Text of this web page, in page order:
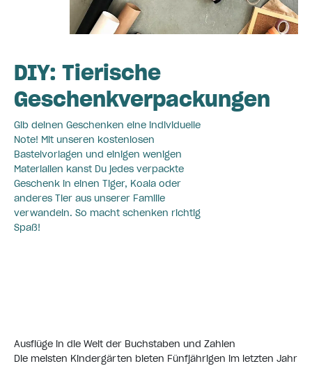
DIY: Tierische
Geschenkverpackungen
Gib deinen Geschenken eine individuelle
Note! Mit unseren kostenlosen
Bastelvorlagen und einigen wenigen
Materialien kanst Du jedes verpackte
Geschenk in einen Tiger, Koala oder
anderes Tier aus unserer Familie
verwandeln. So macht schenken richtig
Spaß!
Ausflüge in die Welt der Buchstaben und Zahlen
Die meisten Kindergärten bieten Fünfjährigen im letzten Jahr